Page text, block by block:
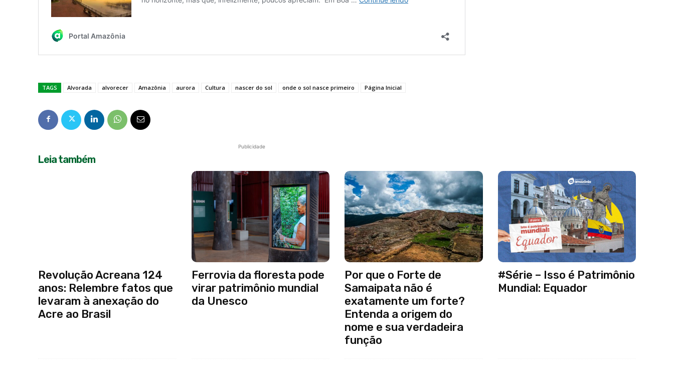
TAGS Alvorada alvorecer Amazônia aurora Cultura nascer do sol onde o sol nasce primeiro Página Inicial
Publicidade
Leia também
Revolução Acreana 124
anos: Relembre fatos que
levaram à anexação do
Acre ao Brasil
Ferrovia da floresta pode
virar patrimônio mundial
da Unesco
Por que o Forte de
Samaipata não é
exatamente um forte?
Entenda a origem do
nome e sua verdadeira
função
#Série – Isso é Patrimônio
Mundial: Equador